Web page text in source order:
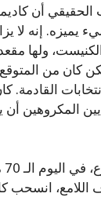
أن
يميزه. إنه لا
ولها
كان من المتوقع
المكروهين أن
اللامع، انسحب